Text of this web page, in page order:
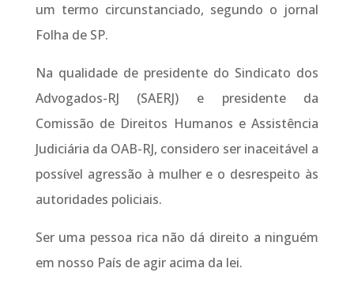
um termo circunstanciado, segundo o jornal
Folha de SP.
Na qualidade de presidente do Sindicato dos
Advogados-RJ (SAERJ) e presidente da
Comissão de Direitos Humanos e Assistência
Judiciária da OAB-RJ, considero ser inaceitável a
possível agressão à mulher e o desrespeito às
autoridades policiais.
Ser uma pessoa rica não dá direito a ninguém
em nosso País de agir acima da lei.